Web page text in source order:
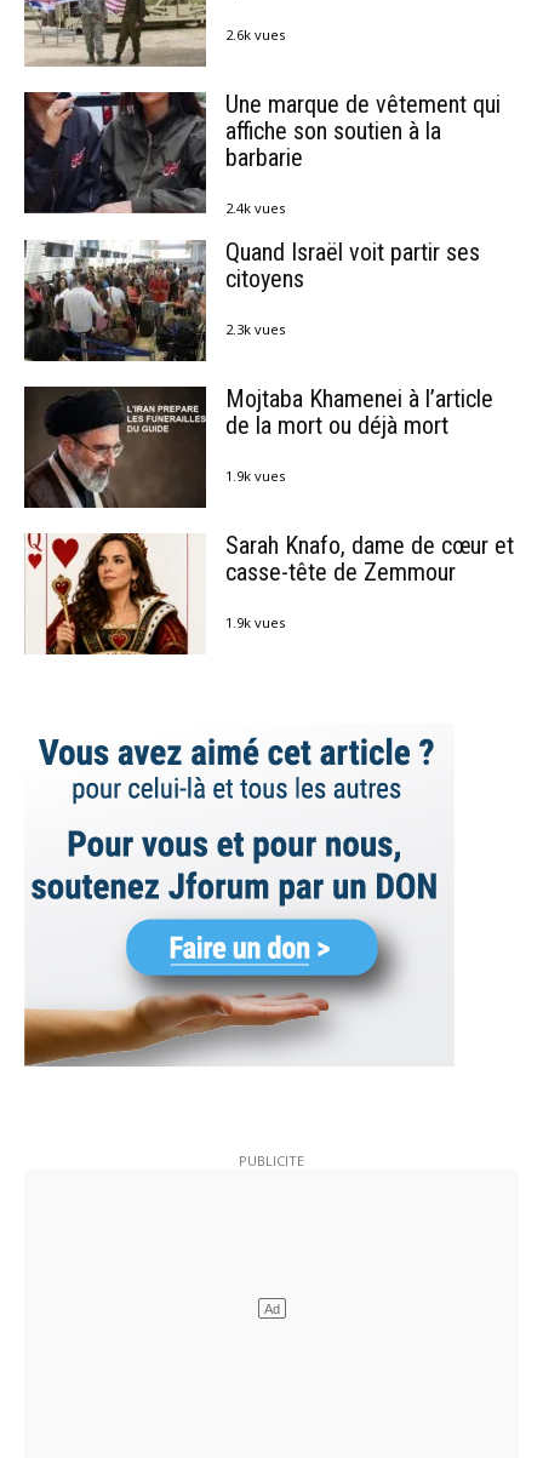
2.6k vues
Une marque de vêtement qui
affiche son soutien à la
barbarie
2.4k vues
Quand Israël voit partir ses
citoyens
2.3k vues
Mojtaba Khamenei à l’article
de la mort ou déjà mort
1.9k vues
Sarah Knafo, dame de cœur et
casse-tête de Zemmour
1.9k vues